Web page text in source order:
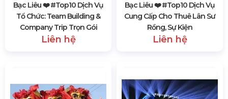
Bạc Liêu ❤️️ #top10 Dịch Vụ
Tổ Chức: Team Building &
Company Trip Trọn Gói
Liên hệ
Bạc Liêu ❤️️ #top10 Dịch Vụ
Cung Cấp Cho Thuê Lân Sư
Rồng, Sự Kiện
Liên hệ